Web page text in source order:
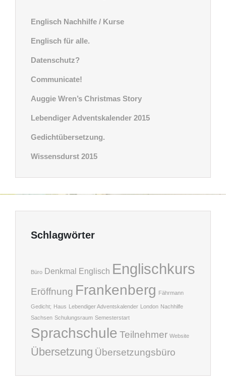
Englisch Nachhilfe / Kurse
Englisch für alle.
Datenschutz?
Communicate!
Auggie Wren’s Christmas Story
Lebendiger Adventskalender 2015
Gedichtübersetzung.
Wissensdurst 2015
Schlagwörter
Büro Denkmal Englisch Englischkurs
Eröffnung Frankenberg Fährmann
Gedicht; Haus Lebendiger Adventskalender London Nachhilfe
Sachsen Schulungsraum Semesterstart
Sprachschule Teilnehmer Website
Übersetzung Übersetzungsbüro